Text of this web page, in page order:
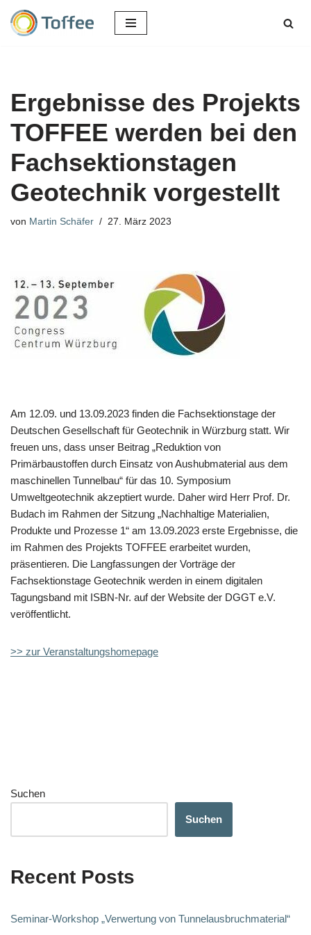
Zum
Ergebnisse des Projekts
TOFFEE werden bei den
Fachsektionstagen
Geotechnik vorgestellt
von Martin Schäfer 27. März 2023
Am 12.09. und 13.09.2023 finden die Fachsektionstage der
Deutschen Gesellschaft für Geotechnik in Würzburg statt. Wir
freuen uns, dass unser Beitrag „Reduktion von
Primärbaustoffen durch Einsatz von Aushubmaterial aus dem
maschinellen Tunnelbau“ für das 10. Symposium
Umweltgeotechnik akzeptiert wurde. Daher wird Herr Prof. Dr.
Budach im Rahmen der Sitzung „Nachhaltige Materialien,
Produkte und Prozesse 1“ am 13.09.2023 erste Ergebnisse, die
im Rahmen des Projekts TOFFEE erarbeitet wurden,
präsentieren. Die Langfassungen der Vorträge der
Fachsektionstage Geotechnik werden in einem digitalen
Tagungsband mit ISBN-Nr. auf der Website der DGGT e.V.
veröffentlicht.
>> zur Veranstaltungshomepage
Suchen
Suchen
Recent Posts
Seminar-Workshop „Verwertung von Tunnelausbruchmaterial“